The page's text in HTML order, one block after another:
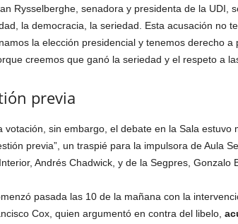
Rysselberghe, senadora y presidenta de la UDI,
la democracia, la seriedad. Esta acusación no
la elección presidencial y tenemos derecho a
creemos que ganó la seriedad y el respeto a
previa
votación, sin embargo, el debate en la Sala estuvo
previa”, un traspié para la impulsora de Aula
Andrés Chadwick, y de la Segpres, Gonzalo
pasada las 10 de la mañana con la
Cox, quien argumentó en contra del libelo,